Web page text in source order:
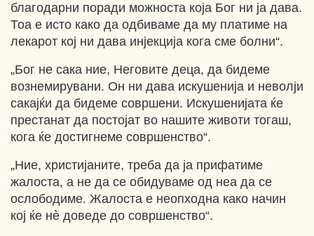
благодарни поради можноста која Бог ни ја дава.
Тоа е исто како да одбиваме да му платиме на
лекарот кој ни дава инјекција кога сме болни“.
„Бог не сака ние, Неговите деца, да бидеме
вознемирувани. Он ни дава искушенија и неволји
сакајќи да бидеме совршени. Искушенијата ќе
престанат да постојат во нашите животи тогаш,
кога ќе достигнеме совршенство“.
„Ние, христијаните, треба да ја прифатиме
жалоста, а не да се обидуваме од неа да се
ослободиме. Жалоста е неопходна како начин
кој ќе нѐ доведе до совршенство“.